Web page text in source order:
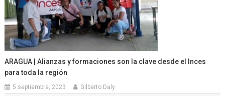
ARAGUA | Alianzas y formaciones son la clave desde el Inces
para toda la región
5 septiembre, 2023 Gilberto Daly